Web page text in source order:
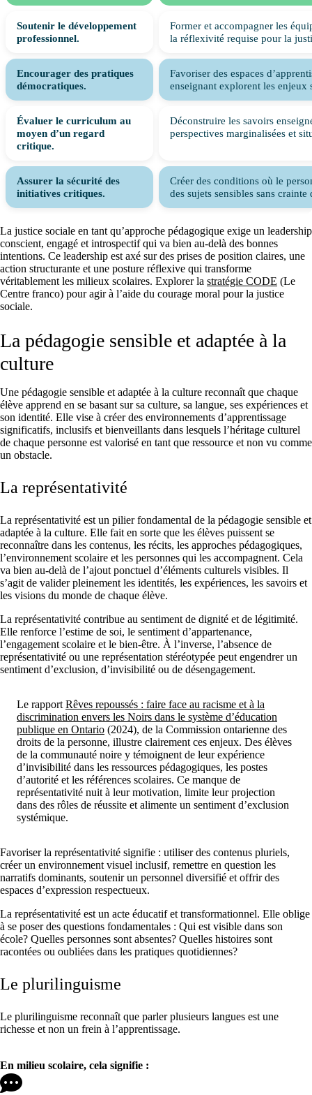
Soutenir le développement
professionnel.
Former et accompagner les
la réflexivité requise pour la
Encourager des pratiques
démocratiques.
Favoriser des espaces
enseignant explorent les enjeux
Évaluer le curriculum au
moyen d’un regard
critique.
Déconstruire les savoirs
perspectives marginalisées et
Assurer la sécurité des
initiatives critiques.
Créer des conditions où le
des sujets sensibles sans crainte
La justice sociale en tant qu’approche pédagogique exige un leadership
conscient, engagé et introspectif qui va bien au-delà des bonnes
intentions. Ce leadership est axé sur des prises de position claires, une
action structurante et une posture réflexive qui transforme
véritablement les milieux scolaires. Explorer la stratégie CODE (Le
Centre franco) pour agir à l’aide du courage moral pour la justice
sociale.
La pédagogie sensible et adaptée à la
culture
Une pédagogie sensible et adaptée à la culture reconnaît que chaque
élève apprend en se basant sur sa culture, sa langue, ses expériences et
son identité. Elle vise à créer des environnements d’apprentissage
significatifs, inclusifs et bienveillants dans lesquels l’héritage culturel
de chaque personne est valorisé en tant que ressource et non vu comme
un obstacle.
La représentativité
La représentativité est un pilier fondamental de la pédagogie sensible et
adaptée à la culture. Elle fait en sorte que les élèves puissent se
reconnaître dans les contenus, les récits, les approches pédagogiques,
l’environnement scolaire et les personnes qui les accompagnent. Cela
va bien au-delà de l’ajout ponctuel d’éléments culturels visibles. Il
s’agit de valider pleinement les identités, les expériences, les savoirs et
les visions du monde de chaque élève.
La représentativité contribue au sentiment de dignité et de légitimité.
Elle renforce l’estime de soi, le sentiment d’appartenance,
l’engagement scolaire et le bien-être. À l’inverse, l’absence de
représentativité ou une représentation stéréotypée peut engendrer un
sentiment d’exclusion, d’invisibilité ou de désengagement.
Le rapportRêves repoussés : faire face au racisme et à la
discrimination envers les Noirs dans le système d’éducation
publique en Ontario (2024), de la Commission ontarienne des
droits de la personne, illustre clairement ces enjeux. Des élèves
de la communauté noire y témoignent de leur expérience
d’invisibilité dans les ressources pédagogiques, les postes
d’autorité et les références scolaires. Ce manque de
représentativité nuit à leur motivation, limite leur projection
dans des rôles de réussite et alimente un sentiment d’exclusion
systémique.
Favoriser la représentativité signifie : utiliser des contenus pluriels,
créer un environnement visuel inclusif, remettre en question les
narratifs dominants, soutenir un personnel diversifié et offrir des
espaces d’expression respectueux.
La représentativité est un acte éducatif et transformationnel. Elle oblige
à se poser des questions fondamentales : Qui est visible dans son
école? Quelles personnes sont absentes? Quelles histoires sont
racontées ou oubliées dans les pratiques quotidiennes?
Le plurilinguisme
Le plurilinguisme reconnaît que parler plusieurs langues est une
richesse et non un frein à l’apprentissage.
En milieu scolaire, cela signifie :